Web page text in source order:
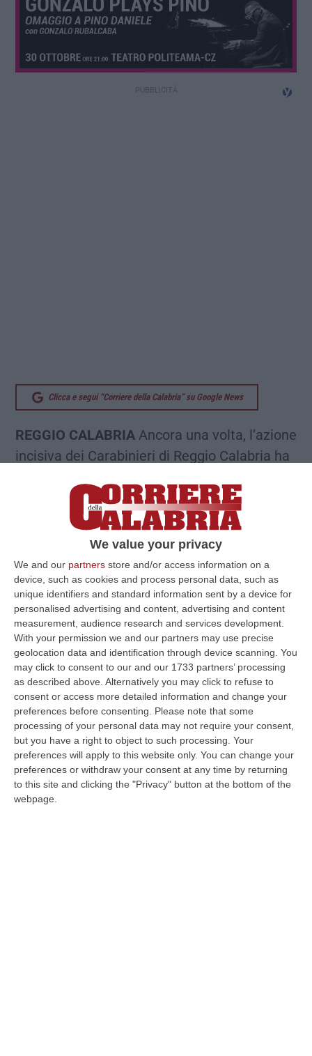
We value your privacy
We and our partners store and/or access information on a
device, such as cookies and process personal data, such as
unique identifiers and standard information sent by a device for
personalised advertising and content, advertising and content
measurement, audience research and services development.
With your permission we and our partners may use precise
geolocation data and identification through device scanning. You
may click to consent to our and our 1733 partners’ processing
as described above. Alternatively you may click to refuse to
consent or access more detailed information and change your
preferences before consenting. Please note that some
processing of your personal data may not require your consent,
but you have a right to object to such processing. Your
preferences will apply to this website only. You can change your
preferences or withdraw your consent at any time by returning
to this site and clicking the "Privacy" button at the bottom of the
webpage.
Clicca e segui “Corriere della Calabria” su Google News
REGGIO CALABRIA Ancora una volta, l’azione
incisiva dei Carabinieri di Reggio Calabria ha
nel quartiere diArghillà , una delle zone più
delicate della città dal punto di vista della
sicurezza e dell’ordine pubblico. Questo
intervento, che si inserisce in un ampio
programma di attività volte a contrastare la
criminalità nel cuore della città, dimostra
l’impegno costante delle forze dell’ordine nel
garantire la protezione dei cittadini e nel
restituire sicurezza a un territorio segnato
dalla presenza di fenomeni criminali.
L’operazione è partita durante un servizio di
controllo del territorio pensato per
monitorare le aree più sensibili e vulnerabili
della città. Durante un pattugliamento serale,
le pattuglie dei Carabinieri sono state